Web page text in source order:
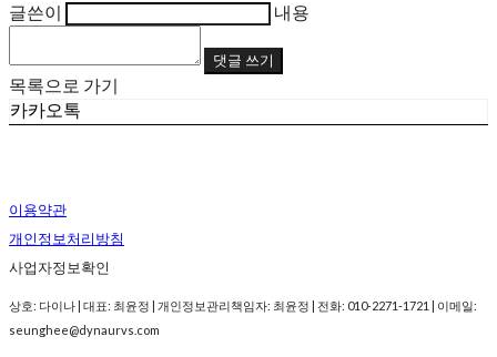
글쓴이
내용
댓글 쓰기
목록으로 가기
카카오톡
이용약관
개인정보처리방침
사업자정보확인
상호: 다이나 | 대표: 최윤정 | 개인정보관리책임자: 최윤정 | 전화: 010-2271-1721 | 이메일:
seunghee@dynaurvs.com